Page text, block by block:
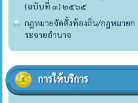
(ฉบับที่ ๓) ๒๕๖๕
กฏหมายจัดตั้งท้องถิ่น/กฏหมายก
ระจายอำนาจ
การให้บริการ